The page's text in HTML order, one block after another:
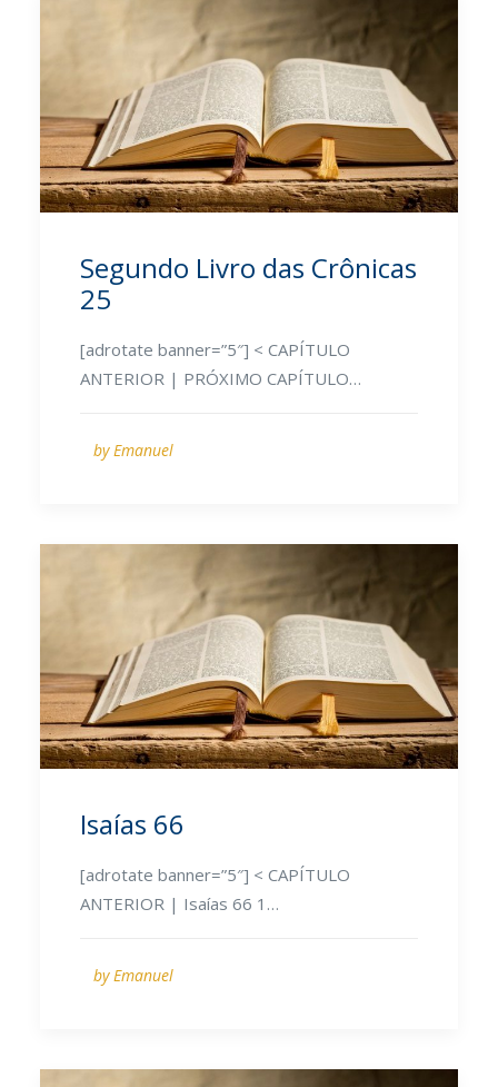
Segundo Livro das Crônicas
25
[adrotate banner=”5″] < CAPÍTULO
ANTERIOR | PRÓXIMO CAPÍTULO…
by Emanuel
Isaías 66
[adrotate banner=”5″] < CAPÍTULO
ANTERIOR | Isaías 66 1…
by Emanuel